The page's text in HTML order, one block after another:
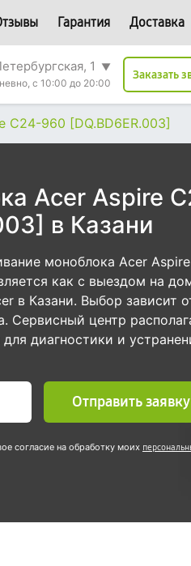
Гарантия Доставка
1
▼
с 10:00 до 20:00
Заказать
C24-960 [DQ.BD6ER.003]
Acer Aspire
в Казани
моноблока Acer
как с выездом на
в Казани. Выбор зависит
Сервисный центр
диагностики и
Отправить заявку
согласие на обработку моих